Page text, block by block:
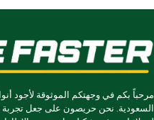
مرحباً بكم في وجهتكم الموثوقة لأجود
السعودية. نحن حريصون على جعل تجربة